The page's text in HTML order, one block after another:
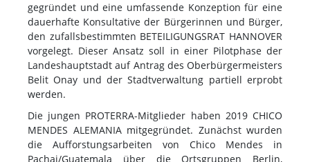
gegründet und eine umfassende Konzeption für eine
dauerhafte Konsultative der Bürgerinnen und Bürger,
den zufallsbestimmten BETEILIGUNGSRAT HANNOVER
vorgelegt. Dieser Ansatz soll in einer Pilotphase der
Landeshauptstadt auf Antrag des Oberbürgermeisters
Belit Onay und der Stadtverwaltung partiell erprobt
werden.
Die jungen PROTERRA-Mitglieder haben 2019 CHICO
MENDES ALEMANIA mitgegründet. Zunächst wurden
die Aufforstungsarbeiten von Chico Mendes in
Pachaj/Guatemala über die Ortsgruppen Berlin,